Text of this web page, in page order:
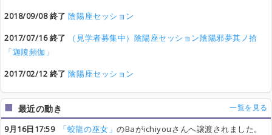
2018/09/08 終了 陰陽座セッション
2017/07/16 終了
（見学者募集中）陰陽座セッション陰陽邪夢其ノ拾
「迦陵頻伽」
2017/02/12 終了 陰陽座セッション
最近の動き 一覧を見る
9月16日17:59 「蛟龍の巫女」のBaがichiyouさんへ譲渡されました。